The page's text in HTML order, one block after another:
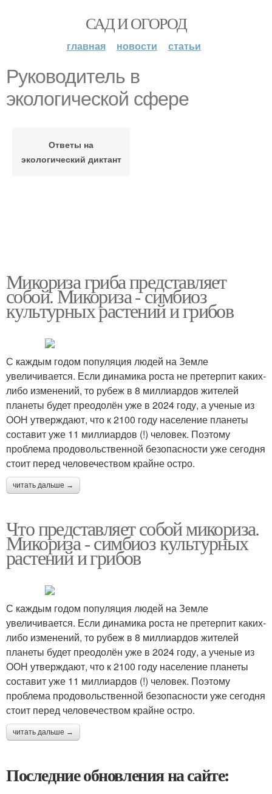
САД И ОГОРОД
главная новости статьи
Руководитель в
экологической сфере
Ответы на
экологический диктант
Микориза гриба представляет
собой. Микориза - симбиоз
культурных растений и грибов
С каждым годом популяция людей на Земле
увеличивается. Если динамика роста не претерпит каких-
либо изменений, то рубеж в 8 миллиардов жителей
планеты будет преодолён уже в 2024 году, а ученые из
ООН утверждают, что к 2100 году население планеты
составит уже 11 миллиардов (!) человек. Поэтому
проблема продовольственной безопасности уже сегодня
стоит перед человечеством крайне остро.
читать дальше →
Что представляет собой микориза.
Микориза - симбиоз культурных
растений и грибов
С каждым годом популяция людей на Земле
увеличивается. Если динамика роста не претерпит каких-
либо изменений, то рубеж в 8 миллиардов жителей
планеты будет преодолён уже в 2024 году, а ученые из
ООН утверждают, что к 2100 году население планеты
составит уже 11 миллиардов (!) человек. Поэтому
проблема продовольственной безопасности уже сегодня
стоит перед человечеством крайне остро.
читать дальше →
Последние обновления на сайте: